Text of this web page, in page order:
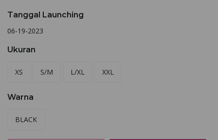
Tanggal Launching
06-19-2023
Ukuran
XS S/M L/XL XXL
Warna
BLACK